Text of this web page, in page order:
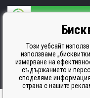
Производителят на
ISO 9001. ISO 14001 и STMC.
Този уебсайт
използваме
измерване на
съдържанието и
споделяме информация
страна с нашите